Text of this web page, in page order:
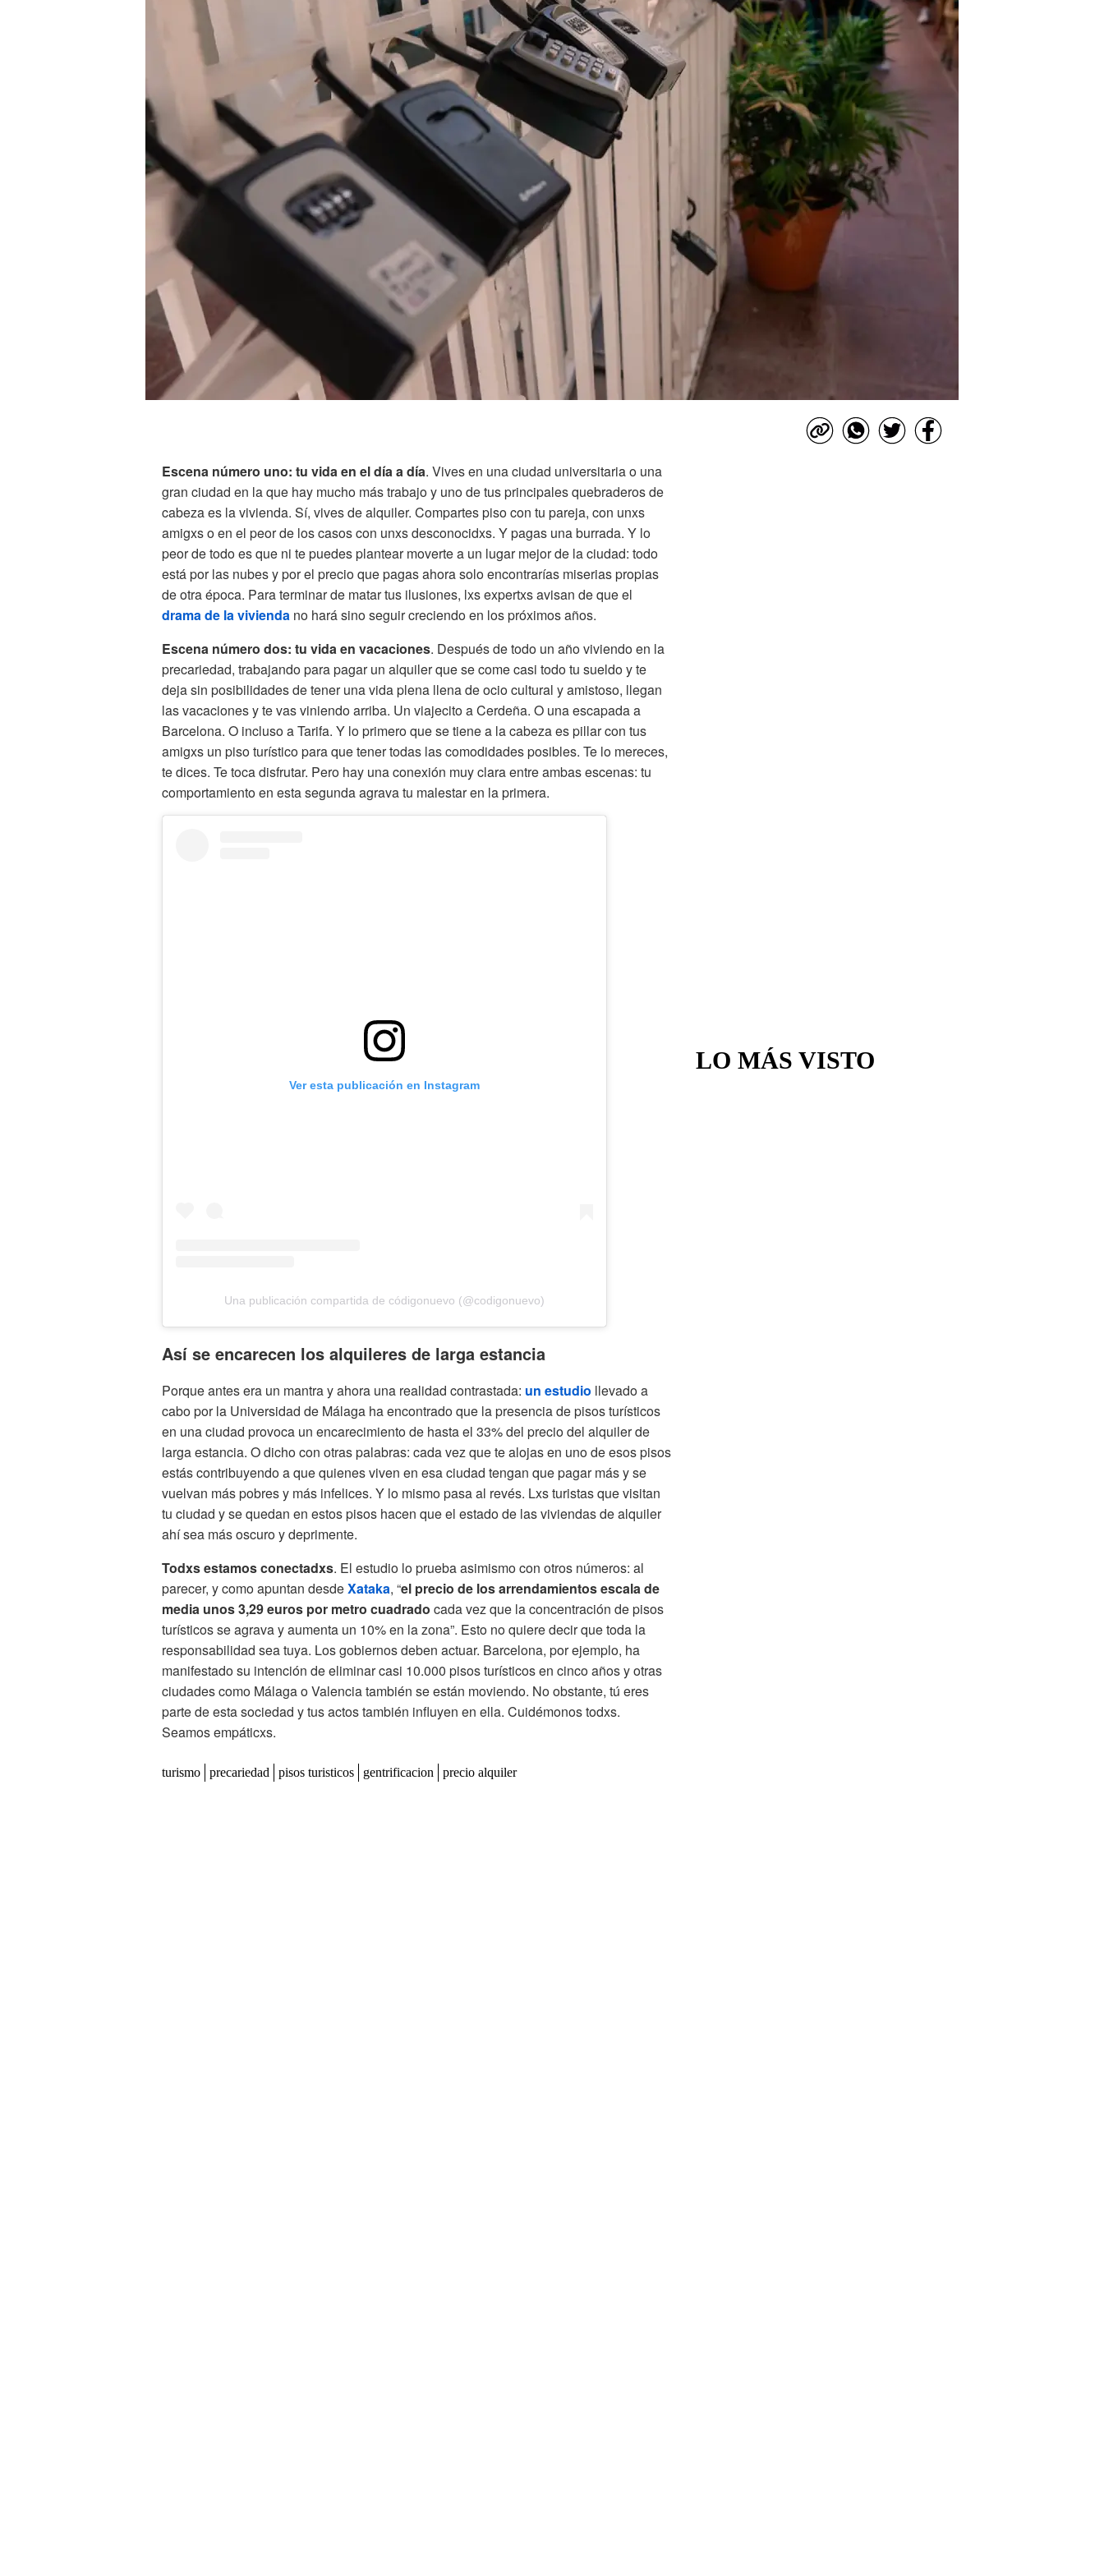
Escena número uno: tu vida en el día a día. Vives en una ciudad universitaria o una
gran ciudad en la que hay mucho más trabajo y uno de tus principales quebraderos de
cabeza es la vivienda. Sí, vives de alquiler. Compartes piso con tu pareja, con unxs
amigxs o en el peor de los casos con unxs desconocidxs. Y pagas una burrada. Y lo
peor de todo es que ni te puedes plantear moverte a un lugar mejor de la ciudad: todo
está por las nubes y por el precio que pagas ahora solo encontrarías miserias propias
de otra época. Para terminar de matar tus ilusiones, lxs expertxs avisan de que el
drama de la vivienda no hará sino seguir creciendo en los próximos años.
Escena número dos: tu vida en vacaciones. Después de todo un año viviendo en la
precariedad, trabajando para pagar un alquiler que se come casi todo tu sueldo y te
deja sin posibilidades de tener una vida plena llena de ocio cultural y amistoso, llegan
las vacaciones y te vas viniendo arriba. Un viajecito a Cerdeña. O una escapada a
Barcelona. O incluso a Tarifa. Y lo primero que se tiene a la cabeza es pillar con tus
amigxs un piso turístico para que tener todas las comodidades posibles. Te lo mereces,
te dices. Te toca disfrutar. Pero hay una conexión muy clara entre ambas escenas: tu
comportamiento en esta segunda agrava tu malestar en la primera.
Ver esta publicación en Instagram
Una publicación compartida de códigonuevo (@codigonuevo)
Así se encarecen los alquileres de larga estancia
Porque antes era un mantra y ahora una realidad contrastada: un estudio llevado a
cabo por la Universidad de Málaga ha encontrado que la presencia de pisos turísticos
en una ciudad provoca un encarecimiento de hasta el 33% del precio del alquiler de
larga estancia. O dicho con otras palabras: cada vez que te alojas en uno de esos pisos
estás contribuyendo a que quienes viven en esa ciudad tengan que pagar más y se
vuelvan más pobres y más infelices. Y lo mismo pasa al revés. Lxs turistas que visitan
tu ciudad y se quedan en estos pisos hacen que el estado de las viviendas de alquiler
ahí sea más oscuro y deprimente.
Todxs estamos conectadxs. El estudio lo prueba asimismo con otros números: al
parecer, y como apuntan desdeXataka, “el precio de los arrendamientos escala de
media unos 3,29 euros por metro cuadrado cada vez que la concentración de pisos
turísticos se agrava y aumenta un 10% en la zona”. Esto no quiere decir que toda la
responsabilidad sea tuya. Los gobiernos deben actuar. Barcelona, por ejemplo, ha
manifestado su intención de eliminar casi 10.000 pisos turísticos en cinco años y otras
ciudades como Málaga o Valencia también se están moviendo. No obstante, tú eres
parte de esta sociedad y tus actos también influyen en ella. Cuidémonos todxs.
Seamos empáticxs.
turismo precariedad pisos turisticos gentrificacion precio alquiler
LO MÁS VISTO